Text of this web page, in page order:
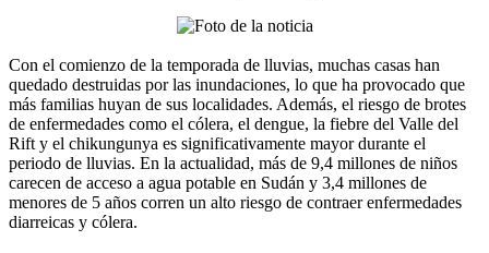
Con el comienzo de la temporada de lluvias, muchas casas han
quedado destruidas por las inundaciones, lo que ha provocado que
más familias huyan de sus localidades. Además, el riesgo de brotes
de enfermedades como el cólera, el dengue, la fiebre del Valle del
Rift y el chikungunya es significativamente mayor durante el
periodo de lluvias. En la actualidad, más de 9,4 millones de niños
carecen de acceso a agua potable en Sudán y 3,4 millones de
menores de 5 años corren un alto riesgo de contraer enfermedades
diarreicas y cólera.